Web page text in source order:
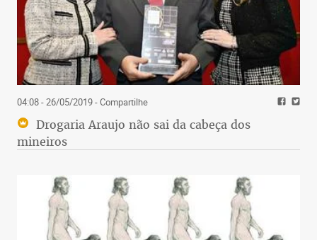
04:08 - 26/05/2019- Compartilhe
Drogaria Araujo não sai da cabeça dos
mineiros